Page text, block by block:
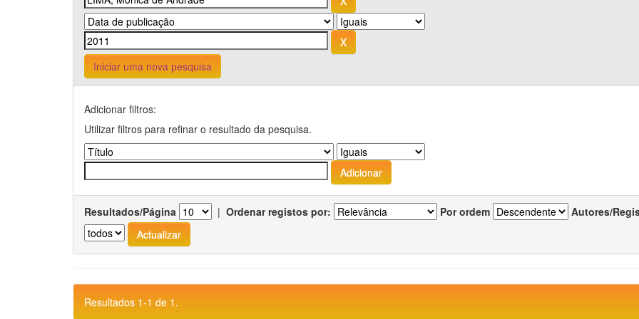
Iniciar uma nova pesquisa
Adicionar filtros:
Utilizar filtros para refinar o resultado da pesquisa.
Resultados/Página | Ordenar registos por: Por ordem Autores/
Resultados 1-1 de 1.